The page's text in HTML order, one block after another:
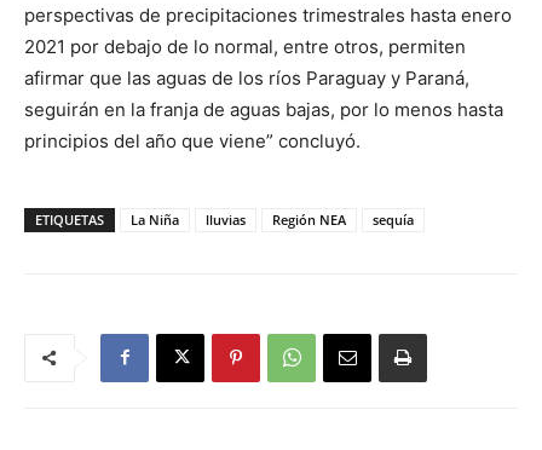
perspectivas de precipitaciones trimestrales hasta enero
2021 por debajo de lo normal, entre otros, permiten
afirmar que las aguas de los ríos Paraguay y Paraná,
seguirán en la franja de aguas bajas, por lo menos hasta
principios del año que viene” concluyó.
ETIQUETAS La Niña lluvias Región NEA sequía